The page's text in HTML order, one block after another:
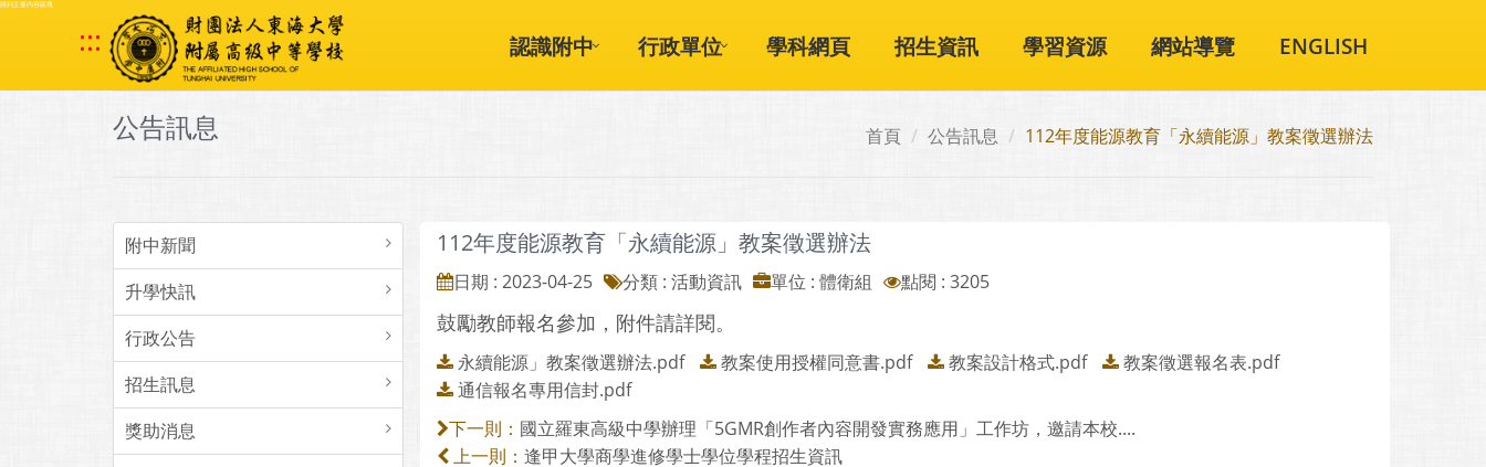
跳到主要內容區塊
::: 認識附中 行政單位 學科網頁 招生資訊 學習資源 網站導覽 ENGLISH
公告訊息 首頁 公告訊息 112年度能源教育「永續能源」教案徵選辦法
附中新聞
升學快訊
行政公告
招生訊息
獎助消息
112年度能源教育「永續能源」教案徵選辦法
日期 : 2023-04-25 分類 : 活動資訊 單位 : 體衛組 點閱 : 3205
鼓勵教師報名參加，附件請詳閱。
永續能源」教案徵選辦法.pdf 教案使用授權同意書.pdf 教案設計格式.pdf
教案徵選報名表.pdf
通信報名專用信封.pdf
下一則： 國立羅東高級中學辦理「5GMR創作者內容開發實務應用」工作坊，邀請本校....
上一則： 逢甲大學商學進修學士學位學程招生資訊